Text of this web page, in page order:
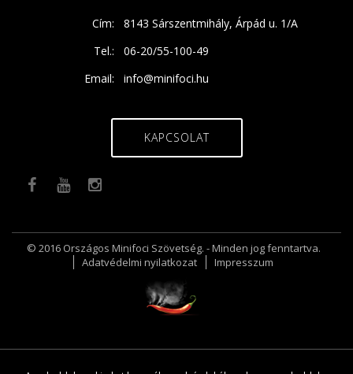
Cím:
8143 Sárszentmihály, Árpád u. 1/A
Tel.:
06-20/55-100-49
Email:
info@minifoci.hu
KAPCSOLAT
© 2016 Országos Minifoci Szövetség. - Minden jog fenntartva.
Adatvédelmi nyilatkozat
Impresszum